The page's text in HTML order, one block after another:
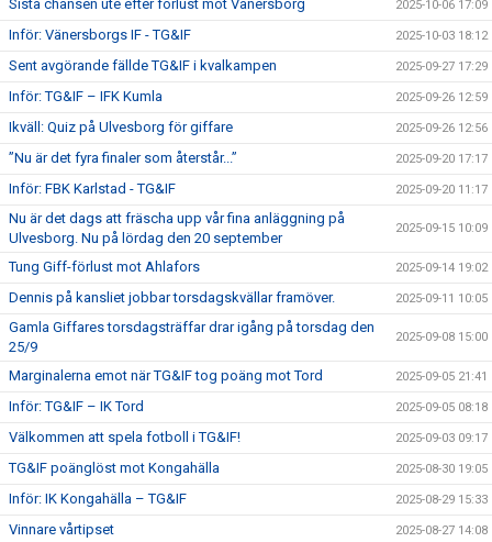
Sista chansen ute efter förlust mot Vänersborg 2025-10-06 17:09
Inför: Vänersborgs IF - TG&IF 2025-10-03 18:12
Sent avgörande fällde TG&IF i kvalkampen 2025-09-27 17:29
Inför: TG&IF – IFK Kumla 2025-09-26 12:59
Ikväll: Quiz på Ulvesborg för giffare 2025-09-26 12:56
”Nu är det fyra finaler som återstår...” 2025-09-20 17:17
Inför: FBK Karlstad - TG&IF 2025-09-20 11:17
Nu är det dags att fräscha upp vår fina anläggning på
Ulvesborg. Nu på lördag den 20 september
2025-09-15 10:09
Tung Giff-förlust mot Ahlafors 2025-09-14 19:02
Dennis på kansliet jobbar torsdagskvällar framöver. 2025-09-11 10:05
Gamla Giffares torsdagsträffar drar igång på torsdag den
25/9
2025-09-08 15:00
Marginalerna emot när TG&IF tog poäng mot Tord 2025-09-05 21:41
Inför: TG&IF – IK Tord 2025-09-05 08:18
Välkommen att spela fotboll i TG&IF! 2025-09-03 09:17
TG&IF poänglöst mot Kongahälla 2025-08-30 19:05
Inför: IK Kongahälla – TG&IF 2025-08-29 15:33
Vinnare vårtipset 2025-08-27 14:08